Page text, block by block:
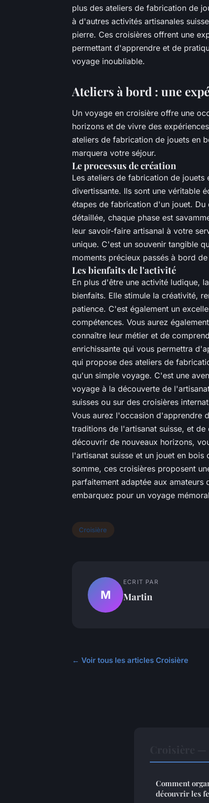
plus des ateliers de fabrication de
à d'autres activités artisanales
pierre. Ces croisières offrent une
permettant d'apprendre et de
voyage inoubliable.
Ateliers à bord : une
Un voyage en croisière offre une
horizons et de vivre des
ateliers de fabrication de jouets en
marquera votre séjour.
Le processus de création
Les ateliers de fabrication de
divertissante. Ils sont une véritable
étapes de fabrication d'un jouet.
détaillée, chaque phase est
leur savoir-faire artisanal à votre
unique. C'est un souvenir tangible
moments précieux passés à bord
Les bienfaits de l'activité
En plus d'être une activité ludique,
bienfaits. Elle stimule la créativité,
patience. C'est également un
compétences. Vous aurez
connaître leur métier et de
enrichissante qui vous permettra
qui propose des ateliers de
qu'un simple voyage. C'est une
voyage à la découverte de
suisses ou sur des croisières
Vous aurez l'occasion d'apprendre
traditions de l'artisanat suisse, et
découvrir de nouveaux horizons,
l'artisanat suisse et un jouet en
somme, ces croisières proposent
parfaitement adaptée aux
embarquez pour un voyage
Croisière
M
ECRIT PAR
Martin
← Voir tous les articles Croisière
Comment
découvrir les